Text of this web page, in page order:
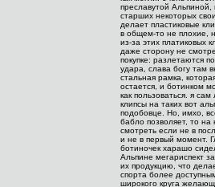
преславутой Альпиной,
старших некоторых
делает пластиковые
в общем-то не плохие,
из-за этих платиковых
даже сторону не
покупке: разлетаются
удара, слава богу там
стальная рамка,
остается, и ботинком
как пользоваться. я
клипсы на таких вот
подобовце. Но, имхо,
бабло позволяет, то на
смотреть если не в
и не в первый момент.
ботиночек харашо
Альпине мегариспект
их продукцию, что
спорта более
широкого круга